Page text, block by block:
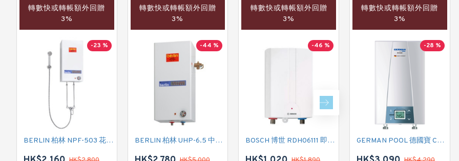
轉數快或轉帳額外回贈
3%
-23 %
BERLIN 柏林 NPF-503 花灑儲水式(低壓電熱水爐)
轉數快或轉帳額外回贈
3%
-44 %
BERLIN 柏林 UHP-6.5 中央儲水式(高壓電熱水爐)
轉數快或轉帳額外回贈
3%
-46 %
BOSCH 博世 RDH06111 即熱式電熱水爐
轉數快或轉帳額外回贈
3%
-31 %
GERMAN POOL 德國寶 CEX21 即熱式電熱水爐
轉數快或轉帳額外回贈
3%
-28 %
GERMAN POOL 德國寶 CEX9 即熱式電熱水爐